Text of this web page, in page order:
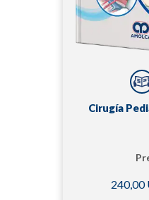
Cirugía
240,00